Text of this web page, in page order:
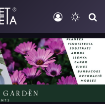
Iniciar